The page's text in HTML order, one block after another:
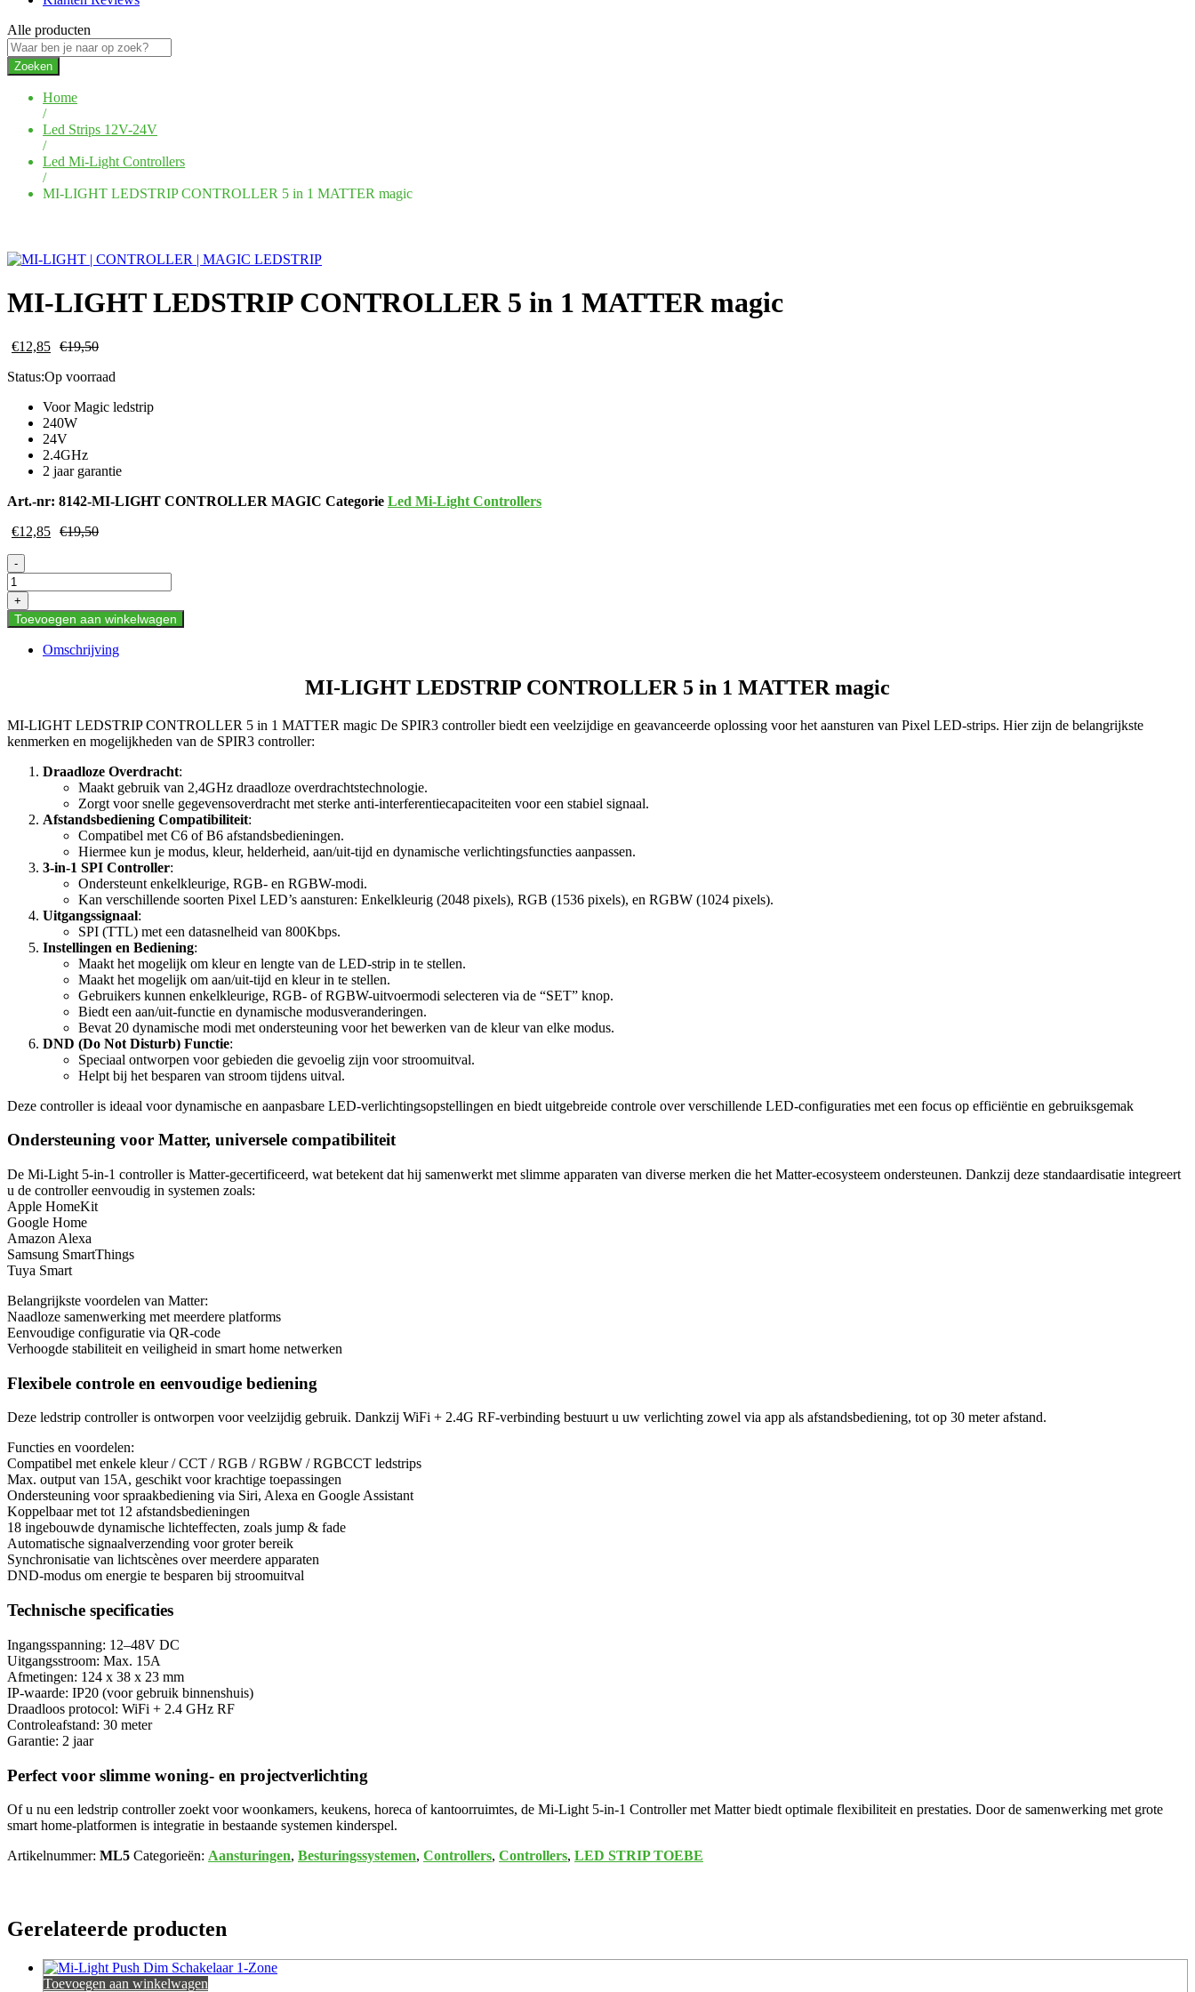
Alle producten
Zoeken
Home
/
Led Strips 12V-24V
/
Led Mi-Light Controllers
/
MI-LIGHT LEDSTRIP CONTROLLER 5 in 1 MATTER magic
MI-LIGHT LEDSTRIP CONTROLLER 5 in 1 MATTER magic
€12,85 €19,50
Status:Op voorraad
Voor Magic ledstrip
240W
24V
2.4GHz
2 jaar garantie
Art.-nr: 8142-MI-LIGHT CONTROLLER MAGIC Categorie Led Mi-Light Controllers
€12,85 €19,50
MI-
LIGHT
LEDSTRIP
CONTROLLER
5
-
+
Toevoegen aan winkelwagen
Omschrijving
MI-LIGHT LEDSTRIP CONTROLLER 5 in 1 MATTER magic
MI-LIGHT LEDSTRIP CONTROLLER 5 in 1 MATTER magic De SPIR3 controller biedt een veelzijdige en geavanceerde oplossing voor het aansturen van Pixel LED-strips. Hier zijn de belangrijkste
kenmerken en mogelijkheden van de SPIR3 controller:
Draadloze Overdracht:
Maakt gebruik van 2,4GHz draadloze overdrachtstechnologie.
Zorgt voor snelle gegevensoverdracht met sterke anti-interferentiecapaciteiten voor een stabiel signaal.
Afstandsbediening Compatibiliteit:
Compatibel met C6 of B6 afstandsbedieningen.
Hiermee kun je modus, kleur, helderheid, aan/uit-tijd en dynamische verlichtingsfuncties aanpassen.
3-in-1 SPI Controller:
Ondersteunt enkelkleurige, RGB- en RGBW-modi.
Kan verschillende soorten Pixel LED’s aansturen: Enkelkleurig (2048 pixels), RGB (1536 pixels), en RGBW (1024 pixels).
Uitgangssignaal:
SPI (TTL) met een datasnelheid van 800Kbps.
Instellingen en Bediening:
Maakt het mogelijk om kleur en lengte van de LED-strip in te stellen.
Maakt het mogelijk om aan/uit-tijd en kleur in te stellen.
Gebruikers kunnen enkelkleurige, RGB- of RGBW-uitvoermodi selecteren via de “SET” knop.
Biedt een aan/uit-functie en dynamische modusveranderingen.
Bevat 20 dynamische modi met ondersteuning voor het bewerken van de kleur van elke modus.
DND (Do Not Disturb) Functie:
Speciaal ontworpen voor gebieden die gevoelig zijn voor stroomuitval.
Helpt bij het besparen van stroom tijdens uitval.
Deze controller is ideaal voor dynamische en aanpasbare LED-verlichtingsopstellingen en biedt uitgebreide controle over verschillende LED-configuraties met een focus op efficiëntie en gebruiksgemak
Ondersteuning voor Matter, universele compatibiliteit
De Mi-Light 5-in-1 controller is Matter-gecertificeerd, wat betekent dat hij samenwerkt met slimme apparaten van diverse merken die het Matter-ecosysteem ondersteunen. Dankzij deze standaardisatie integreert
u de controller eenvoudig in systemen zoals:
Apple HomeKit
Google Home
Amazon Alexa
Samsung SmartThings
Tuya Smart
Belangrijkste voordelen van Matter:
Naadloze samenwerking met meerdere platforms
Eenvoudige configuratie via QR-code
Verhoogde stabiliteit en veiligheid in smart home netwerken
Flexibele controle en eenvoudige bediening
Deze ledstrip controller is ontworpen voor veelzijdig gebruik. Dankzij WiFi + 2.4G RF-verbinding bestuurt u uw verlichting zowel via app als afstandsbediening, tot op 30 meter afstand.
Functies en voordelen:
Compatibel met enkele kleur / CCT / RGB / RGBW / RGBCCT ledstrips
Max. output van 15A, geschikt voor krachtige toepassingen
Ondersteuning voor spraakbediening via Siri, Alexa en Google Assistant
Koppelbaar met tot 12 afstandsbedieningen
18 ingebouwde dynamische lichteffecten, zoals jump & fade
Automatische signaalverzending voor groter bereik
Synchronisatie van lichtscènes over meerdere apparaten
DND-modus om energie te besparen bij stroomuitval
Technische specificaties
Ingangsspanning: 12–48V DC
Uitgangsstroom: Max. 15A
Afmetingen: 124 x 38 x 23 mm
IP-waarde: IP20 (voor gebruik binnenshuis)
Draadloos protocol: WiFi + 2.4 GHz RF
Controleafstand: 30 meter
Garantie: 2 jaar
Perfect voor slimme woning- en projectverlichting
Of u nu een ledstrip controller zoekt voor woonkamers, keukens, horeca of kantoorruimtes, de Mi-Light 5-in-1 Controller met Matter biedt optimale flexibiliteit en prestaties. Door de samenwerking met grote
smart home-platformen is integratie in bestaande systemen kinderspel.
Artikelnummer: ML5 Categorieën: Aansturingen, Besturingssystemen, Controllers, Controllers, LED STRIP TOEBE
Gerelateerde producten
Toevoegen aan winkelwagen